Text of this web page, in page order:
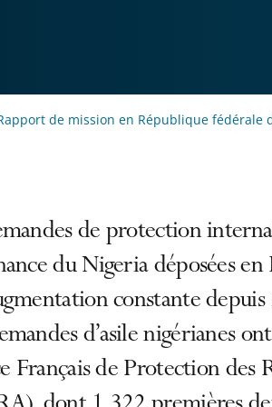
de mission en République fédérale
de protection
du Nigeria déposées en
constante
d’asile nigérianes
Français de Protection des